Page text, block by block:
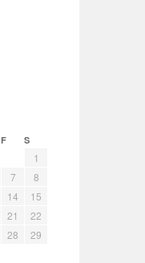
F S
1
7
8
14
15
21
22
28
29